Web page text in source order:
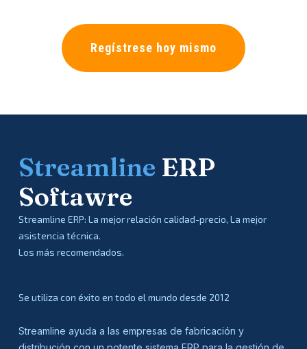
Regístrese hoy mismo
Streamline ERP
Softawre
Streamline ERP: La mejor relación calidad-precio, La mejor
asistencia técnica.
Los más recomendados.
Se utiliza con éxito en todo el mundo desde 2012
Streamline ayuda a las empresas de fabricación y